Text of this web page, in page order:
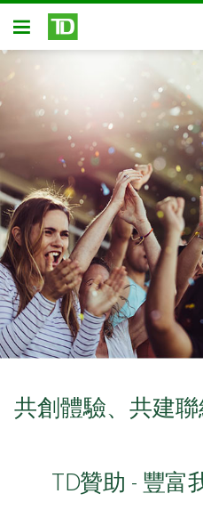
略過進入主要內容
開放式房屋貸款
共創體驗、共建
TD贊助 - 豐富